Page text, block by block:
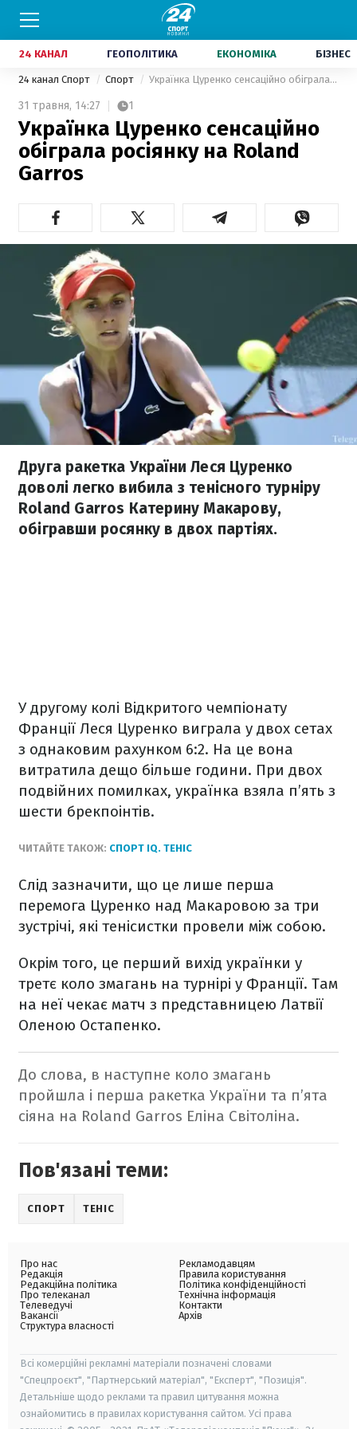
24 КАНАЛ ГЕОПОЛІТИКА ЕКОНОМІКА БІЗНЕС
24 канал Спорт Спорт Українка Цуренко сенсаційно обіграла росіянку на Roland Garros
31 травня, 14:27 1
Українка Цуренко сенсаційно
обіграла росіянку на Roland
Garros
Друга ракетка України Леся Цуренко
доволі легко вибила з тенісного турніру
Roland Garros Катерину Макарову,
обігравши росянку в двох партіях.
У другому колі Відкритого чемпіонату
Франції Леся Цуренко виграла у двох сетах
з однаковим рахунком 6:2. На це вона
витратила дещо більше години. При двох
подвійних помилках, українка взяла п’ять з
шести брекпоінтів.
ЧИТАЙТЕ ТАКОЖ: СПОРТ IQ. ТЕНІС
Слід зазначити, що це лише перша
перемога Цуренко над Макаровою за три
зустрічі, які тенісистки провели між собою.
Окрім того, це перший вихід українки у
третє коло змагань на турнірі у Франції. Там
на неї чекає матч з представницею Латвії
Оленою Остапенко.
До слова, в наступне коло змагань
пройшла і перша ракетка України та п’ята
сіяна на Roland Garros Еліна Світоліна.
Пов'язані теми:
СПОРТ ТЕНІС
Про нас
Редакція
Редакційна політика
Про телеканал
Телеведучі
Вакансії
Структура власності
Рекламодавцям
Правила користування
Політика конфіденційності
Технічна інформація
Контакти
Архів
Всі комерційні рекламні матеріали позначені словами
"Спецпроєкт", "Партнерський матеріал", "Експерт", "Позиція".
Детальніше щодо реклами та правил цитування можна
ознайомитись в правилах користування сайтом. Усі права